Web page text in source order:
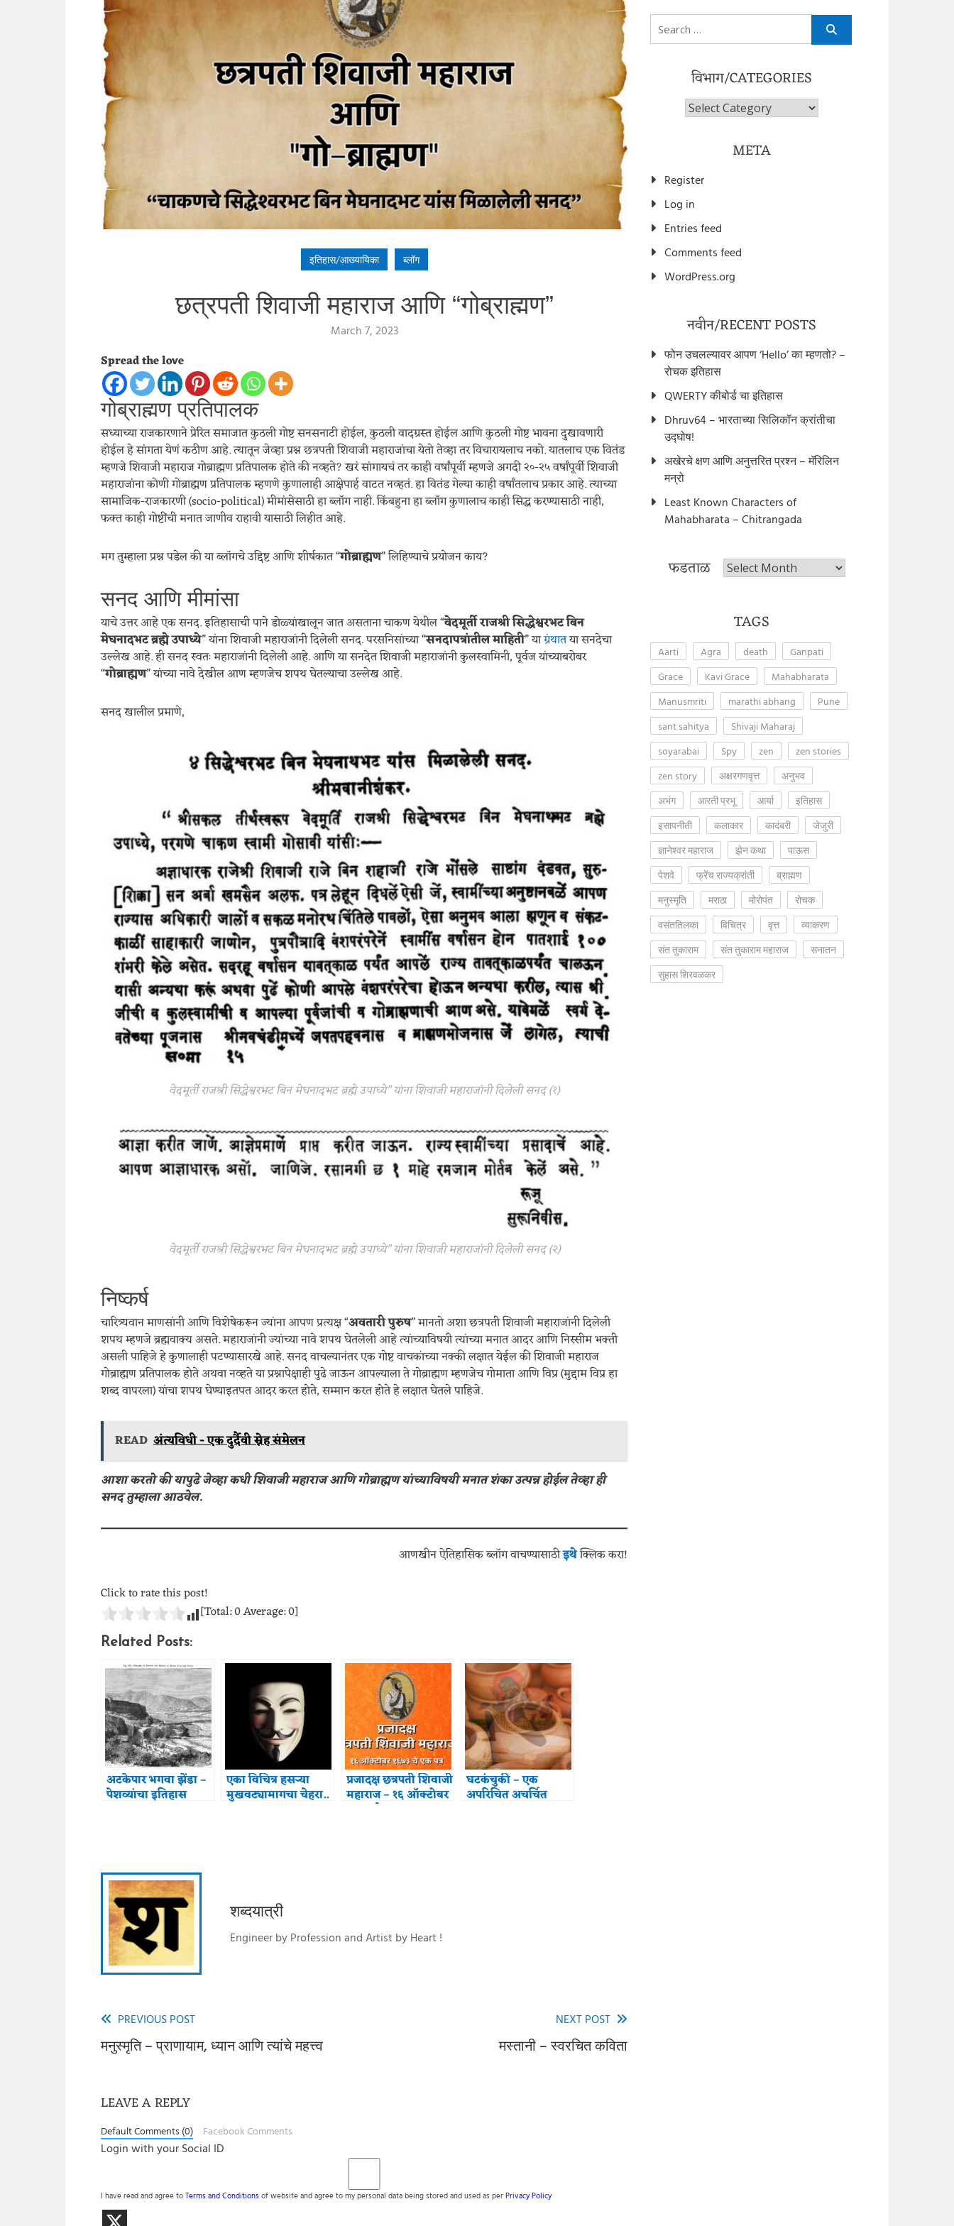
इतिहास/आख्यायिका ब्लॉग
छत्रपती शिवाजी महाराज आणि “गोब्राह्मण”
March 7, 2023
Spread the love
गोब्राह्मण प्रतिपालक
सध्याच्या राजकारणाने प्रेरित समाजात कुठली गोष्ट सनसनाटी होईल, कुठली वादग्रस्त होईल आणि कुठली गोष्ट भावना दुखावणारी
होईल हे सांगता येणं कठीण आहे. त्यातून जेव्हा प्रश्न छत्रपती शिवाजी महाराजांचा येतो तेव्हा तर विचारायलाच नको. यातलाच एक वितंड
म्हणजे शिवाजी महाराज गोब्राह्मण प्रतिपालक होते की नव्हते? खरं सांगायचं तर काही वर्षांपूर्वी म्हणजे अगदी २०-२५ वर्षांपूर्वी शिवाजी
महाराजांना कोणी गोब्राह्मण प्रतिपालक म्हणणे कुणालाही आक्षेपार्ह वाटत नव्हतं. हा वितंड गेल्या काही वर्षांतलाच प्रकार आहे. त्याच्या
सामाजिक-राजकारणी (socio-political) मीमांसेसाठी हा ब्लॉग नाही. किंबहुना हा ब्लॉग कुणालाच काही सिद्ध करण्यासाठी नाही,
फक्त काही गोष्टींची मनात जाणीव राहावी यासाठी लिहीत आहे.
मग तुम्हाला प्रश्न पडेल की या ब्लॉगचे उद्दिष्ट आणि शीर्षकात “गोब्राह्मण” लिहिण्याचे प्रयोजन काय?
सनद आणि मीमांसा
याचे उत्तर आहे एक सनद. इतिहासाची पाने डोळ्यांखालून जात असताना चाकण येथील “वेदमूर्ती राजश्री सिद्धेश्वरभट बिन
मेघनादभट ब्रह्मे उपाध्ये” यांना शिवाजी महाराजांनी दिलेली सनद. परसनिसांच्या “सनदापत्रांतील माहिती” याग्रंथातया सनदेचा
उल्लेख आहे. ही सनद स्वतः महाराजांनी दिलेली आहे. आणि या सनदेत शिवाजी महाराजांनी कुलस्वामिनी, पूर्वज यांच्याबरोबर
“गोब्राह्मण” यांच्या नावे देखील आण म्हणजेच शपथ घेतल्याचा उल्लेख आहे.
सनद खालील प्रमाणे,
वेदमूर्ती राजश्री सिद्धेश्वरभट बिन मेघनादभट ब्रह्मे उपाध्ये” यांना शिवाजी महाराजांनी दिलेली सनद (१)
वेदमूर्ती राजश्री सिद्धेश्वरभट बिन मेघनादभट ब्रह्मे उपाध्ये” यांना शिवाजी महाराजांनी दिलेली सनद (२)
निष्कर्ष
चारित्र्यवान माणसांनी आणि विशेषेकरून ज्यांना आपण प्रत्यक्ष “अवतारी पुरुष” मानतो अशा छत्रपती शिवाजी महाराजांनी दिलेली
शपथ म्हणजे ब्रह्मवाक्य असते. महाराजांनी ज्यांच्या नावे शपथ घेतलेली आहे त्यांच्याविषयी त्यांच्या मनात आदर आणि निस्सीम भक्ती
असली पाहिजे हे कुणालाही पटण्यासारखे आहे. सनद वाचल्यानंतर एक गोष्ट वाचकांच्या नक्की लक्षात येईल की शिवाजी महाराज
गोब्राह्मण प्रतिपालक होते अथवा नव्हते या प्रश्नापेक्षाही पुढे जाऊन आपल्याला ते गोब्राह्मण म्हणजेच गोमाता आणि विप्र (मुद्दाम विप्र हा
शब्द वापरला) यांचा शपथ घेण्याइतपत आदर करत होते, सम्मान करत होते हे लक्षात घेतले पाहिजे.
READ अंत्यविधी - एक दुर्दैवी स्नेह संमेलन
आशा करतो की यापुढे जेव्हा कधी शिवाजी महाराज आणि गोब्राह्मण यांच्याविषयी मनात शंका उत्पन्न होईल तेव्हा ही
सनद तुम्हाला आठवेल.
आणखीन ऐतिहासिक ब्लॉग वाचण्यासाठीइथेक्लिक करा!
Click to rate this post!
[Total:0Average:0]
Related Posts:
अटकेपार भगवा झेंडा –
पेशव्यांचा इतिहास
एका विचित्र हसऱ्या
मुखवट्यामागचा चेहरा..
प्रजादक्ष छत्रपती शिवाजी
महाराज – १६ ऑक्टोबर
१६७३ चे एक पत्र
घटकंचुकी – एक
अपरिचित अचर्चित
शब्दयात्री
Engineer by Profession and Artist by Heart !
Read
more
PREVIOUS POST
मनुस्मृति – प्राणायाम, ध्यान आणि त्यांचे महत्त्व
NEXT POST
मस्तानी – स्वरचित कविता
LEAVE A REPLY
Default Comments (0) Facebook Comments
Login with your Social ID
I have read and agree toTerms and Conditionsof website and agree to my personal data being stored and used as perPrivacy Policy
Search
for:
विभाग/CATEGORIES
विभाग/Categories
META
Register
Log in
Entries feed
Comments feed
WordPress.org
नवीन/RECENT POSTS
फोन उचलल्यावर आपण ‘Hello’ का म्हणतो? –
रोचक इतिहास
QWERTY कीबोर्ड चा इतिहास
Dhruv64 – भारताच्या सिलिकॉन क्रांतीचा
उद्घोष!
अखेरचे क्षण आणि अनुत्तरित प्रश्न – मॅरिलिन
मन्रो
Least Known Characters of
Mahabharata – Chitrangada
फडताळ फडताळ
TAGS
Aarti Agra death
Ganpati
Grace
Kavi Grace
Mahabharata
Manusmriti
marathi abhang
Pune
sant sahitya
Shivaji Maharaj
soyarabai
Spy zen
zen stories
zen story
अक्षरगणवृत्त
अनुभव
अभंग
आरती प्रभू आर्या
इतिहास
इसापनीती
कलाकार कादंबरी
जेजुरी
ज्ञानेश्वर महाराज
झेन कथा
पाऊस
पेशवे
फ्रेंच राज्यक्रांती
ब्राह्मण
मनुस्मृति
मराठा मोरोपंत
रोचक
वसंततिलका
विचित्र वृत्त
व्याकरण
संत तुकाराम
संत तुकाराम महाराज
सनातन
सुहास शिरवळकर